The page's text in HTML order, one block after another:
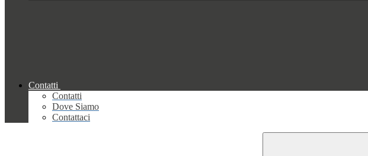
Contatti
Contatti
Dove Siamo
Contattaci